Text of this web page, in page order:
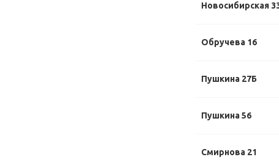
Новосибирская
Обручева 16
Пушкина 27Б
Пушкина 56
Смирнова 21